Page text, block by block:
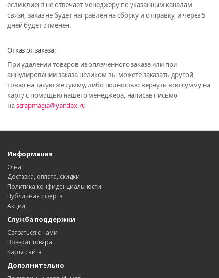
если клиент не отвечает менеджеру по указанным каналам
связи, заказ не будет направлен на сборку и отправку, и через 5
дней будет отменен.
Отказ от заказа:
При удалении товаров из оплаченного заказа или при
аннулировании заказа целиком вы можете заказать другой
товар на такую же сумму, либо полностью вернуть всю сумму на
карту с помощью нашего менеджера, написав письмо
наscrapmagia@yandex.ru .
Информация
О нас
Доставка, оплата, скидки
Политика конфиденциальности
Публичная оферта
Акции
Служба поддержки
Связаться с нами
Возврат товара
Карта сайта
Дополнительно